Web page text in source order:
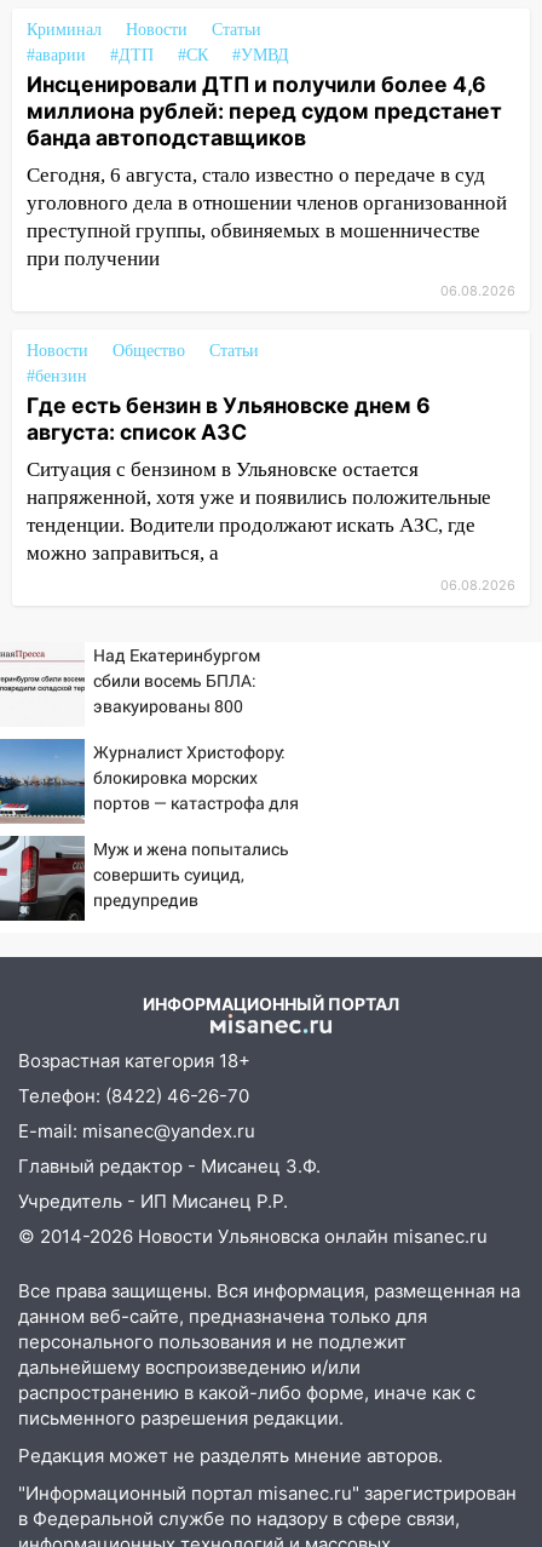
10:40
В Ульяновске спасатели ночью
нашли потерявшегося в заброшенных
садах 79-летнего мужчину
10:26 На нескольких улицах Ульяновска
временно отключили холодную воду
10:14 В Ульяновске двоих участников
коррупционной схемы при ЦГКБ
отправили в колонию на 7 и 8 лет
Ночью беспилотники сбили над
областью
09:41
Бога в СИЗО
09:35
будут судить за неуплату налогов на 48
млн рублей
08:22
Подросток на питбайке сбил
знойный и сухой четверг
06:00
Под Ульяновском при развороте
пострадал 38-летний водитель
иномарки
05:00
«Каждая пятая женщина и каждый
второй мужчина в мире сталкиваются с
алопецией»: врач рассказал, чем может
быть вызвано облысение и как с этим
справиться
отличные шансы исправить старые
06.08.2026
23:20 Прогноз погоды на 7 августа в
Ульяновской области
20:04 Ульяновцев приглашают на забег,
посвящённый Дню воздушного флота
России
руководителя частной компании
наказали за сокрытие прошлого своего
сотрудник
18:02 В Ульяновск едут звезды
баскетбола!
17:08
Ульяновский областной суд
оставил в силе приговор руководству
«УльяновскФармации» за махинации на
Криминал Новости
Статьи
#аварии
#ДТП #СК #УМВД
Инсценировали ДТП и получили более 4,6
миллиона рублей: перед судом предстанет
банда автоподставщиков
Сегодня, 6 августа, стало известно о передаче в суд
уголовного дела в отношении членов организованной
преступной группы, обвиняемых в мошенничестве
при получении
06.08.2026
Новости Общество
Статьи
#бензин
Где есть бензин в Ульяновске днем 6
августа: список АЗС
Ситуация с бензином в Ульяновске остается
напряженной, хотя уже и появились положительные
тенденции. Водители продолжают искать АЗС, где
можно заправиться, а
06.08.2026
Над Екатеринбургом
сбили восемь БПЛА:
эвакуированы 800
Журналист Христофору:
блокировка морских
портов — катастрофа для
Муж и жена попытались
совершить суицид,
предупредив
ИНФОРМАЦИОННЫЙ ПОРТАЛ
Возрастная категория 18+
Телефон: (8422) 46-26-70
E-mail: misanec@yandex.ru
Главный редактор - Мисанец З.Ф.
Учредитель - ИП Мисанец Р.Р.
© 2014-2026 Новости Ульяновска онлайн misanec.ru
Все права защищены. Вся информация, размещенная на
данном веб-сайте, предназначена только для
персонального пользования и не подлежит
дальнейшему воспроизведению и/или
распространению в какой-либо форме, иначе как с
письменного разрешения редакции.
Редакция может не разделять мнение авторов.
"Информационный портал misanec.ru" зарегистрирован
в Федеральной службе по надзору в сфере связи,